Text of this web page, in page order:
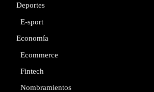
Deportes
E-sport
Economía
Ecommerce
Fintech
Nombramientos